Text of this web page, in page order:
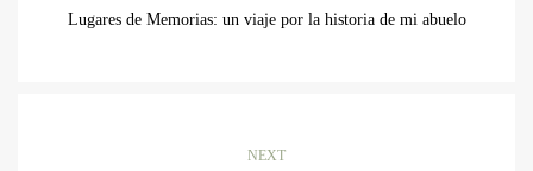
Lugares de Memorias: un viaje por la historia de mi abuelo
NEXT